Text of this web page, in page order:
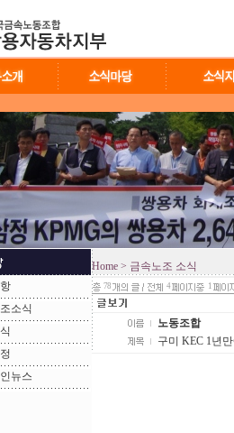
소식
뉴스
Home > 금속노조 소식
78 4 1
노동조합
구미 KEC 1년